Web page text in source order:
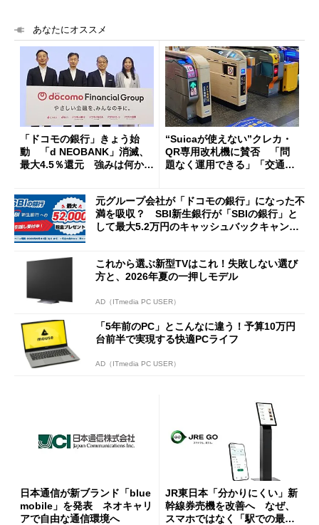
あなたにオススメ
「ドコモの銀行」きょう始
動 「d NEOBANK」消滅、
最大4.5％還元 強みは何か解
“Suicaが使えない”クレカ・
QR専用改札機に賛否 「問
題なく運用できる」「交通系I
元グループ会社が「ドコモの銀行」になった不
満を吸収？ SBI新生銀行が「SBIの銀行」と
して最大5.2万円のキャッシュバックキャンペ
これから選ぶ新型TVはこれ！失敗しない選び
方と、2026年夏の一押しモデル
AD（ITmedia PC USER）
「5年前のPC」とこんなに違う！予算10万円
台前半で実現する快適PCライフ
AD（ITmedia PC USER）
日本通信が新ブランド「blue
mobile」を発表 ネオキャリ
アで自由な通信環境へ
JR東日本「分かりにくい」新
幹線券売機を改善へ なぜ、
スマホではなく「駅での最短